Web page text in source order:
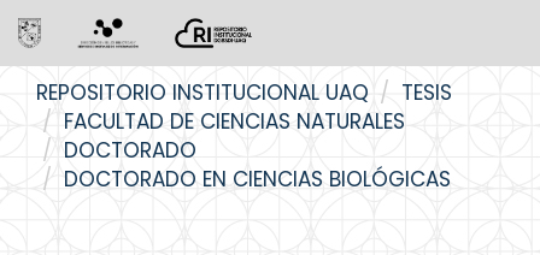
navigation
REPOSITORIO INSTITUCIONAL UAQ
TESIS
FACULTAD DE CIENCIAS NATURALES
DOCTORADO
DOCTORADO EN CIENCIAS BIOLÓGICAS